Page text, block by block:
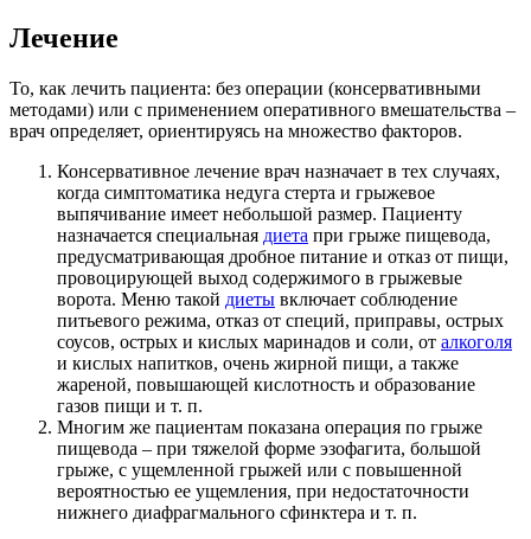
Лечение
То, как лечить пациента: без операции (консервативными
методами) или с применением оперативного вмешательства –
врач определяет, ориентируясь на множество факторов.
Консервативное лечение врач назначает в тех случаях,
когда симптоматика недуга стерта и грыжевое
выпячивание имеет небольшой размер. Пациенту
назначается специальная диета при грыже пищевода,
предусматривающая дробное питание и отказ от пищи,
провоцирующей выход содержимого в грыжевые
ворота. Меню такой диеты включает соблюдение
питьевого режима, отказ от специй, приправы, острых
соусов, острых и кислых маринадов и соли, от алкоголя
и кислых напитков, очень жирной пищи, а также
жареной, повышающей кислотность и образование
газов пищи и т. п.
Многим же пациентам показана операция по грыже
пищевода – при тяжелой форме эзофагита, большой
грыже, с ущемленной грыжей или с повышенной
вероятностью ее ущемления, при недостаточности
нижнего диафрагмального сфинктера и т. п.